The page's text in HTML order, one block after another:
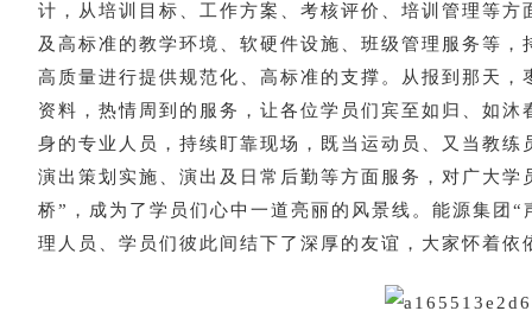
计，从培训目标、工作方案、考核评价、培训管理等
及高标准的教学环境、软硬件设施、班级管理服务等
高质量进行提供规范化、高标准的支撑。从报到那天
资料，热情周到的服务，让各位学员们宾至如归、如
身的专业人员，持续盯靠现场，既当运动员、又当教
演出策划实施、演出及日常后勤等方面服务，对广大
桥”，成为了学员们心中一道亮丽的风景线。能源集团
理人员、学员们彼此间结下了深厚的友谊，大家怀着